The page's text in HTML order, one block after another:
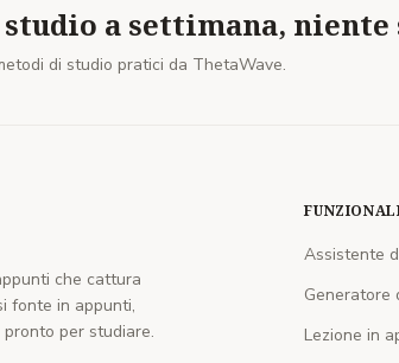
a settimana, niente
di studio pratici da ThetaWave.
che cattura
fonte in appunti,
per studiare.
Assistente
Generatore
Lezione in